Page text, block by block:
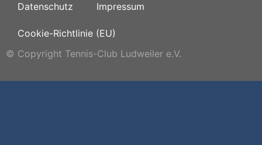
Datenschutz Impressum
Cookie-Richtlinie (EU)
© Copyright Tennis-Club Ludweiler e.V.